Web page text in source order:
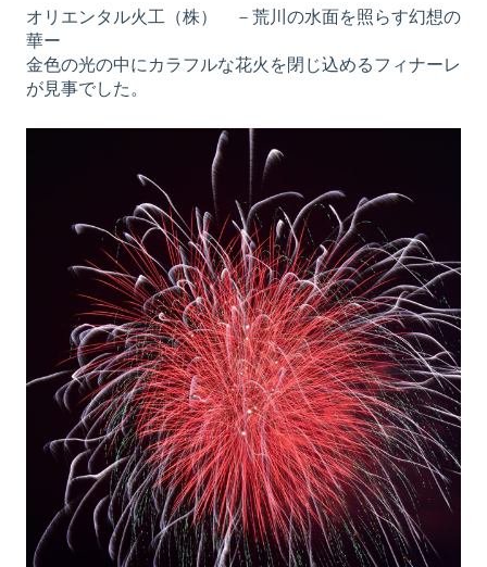
オリエンタル火工（株） －荒川の水面を照らす幻想の
華ー
金色の光の中にカラフルな花火を閉じ込めるフィナーレ
が見事でした。